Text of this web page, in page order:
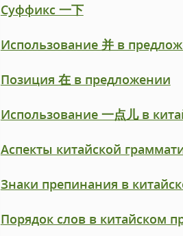
Суффикс 一下
Использование 并 в
Позиция 在 в предложении
Использование 一点儿 в
Аспекты китайской
Знаки препинания в
Порядок слов в китайском